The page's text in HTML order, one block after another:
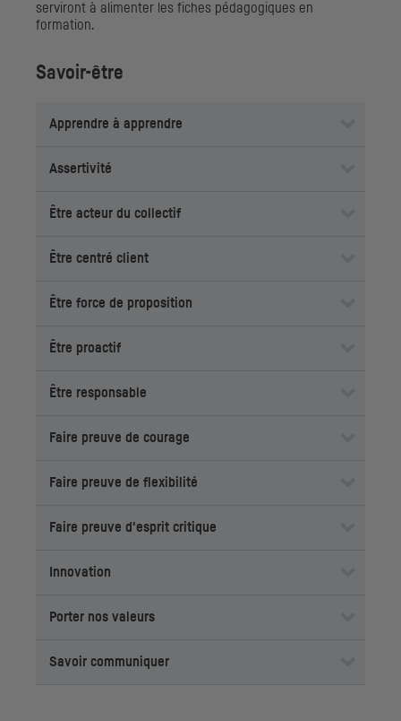
serviront à alimenter les fiches pédagogiques en
formation.
Savoir-être
Apprendre à apprendre
Assertivité
Être acteur du collectif
Être centré client
Être force de proposition
Être proactif
Être responsable
Faire preuve de courage
Faire preuve de flexibilité
Faire preuve d'esprit critique
Innovation
Porter nos valeurs
Savoir communiquer